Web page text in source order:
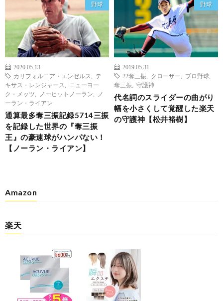
野球
2020.05.13
カリフォルニア・エンゼルス
テ
キサス・レンジャース
ニューヨー
ク・メッツ
ノーヒットノーラン
ノ
ーラン・ライアン
通算最多奪三振記録5714三振
を記録した世界の『奪三振
王』の豪速球がハンパない！
【ノーラン・ライアン】
野球
2019.05.31
22奪三振
クローザー プロ野球
奪三振
守護神
代名詞のスライダーの曲がり
幅を小さくして覚醒した楽天
の守護神【松井裕樹】
Amazon
楽天